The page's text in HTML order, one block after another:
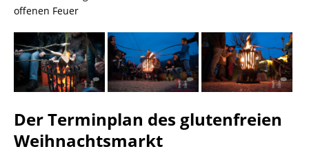
offenen Feuer
Der Terminplan des glutenfreien
Weihnachtsmarkt